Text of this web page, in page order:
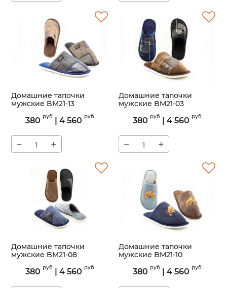
Домашние тапочки
мужские BM21-13
BM21-13
380 руб| 4 560 руб
− +
Домашние тапочки
мужские BM21-03
BM21-03
380 руб| 4 560 руб
− +
Домашние тапочки
мужские BM21-08
BM21-08
380 руб| 4 560 руб
Домашние тапочки
мужские BM21-10
BM21-10
380 руб| 4 560 руб